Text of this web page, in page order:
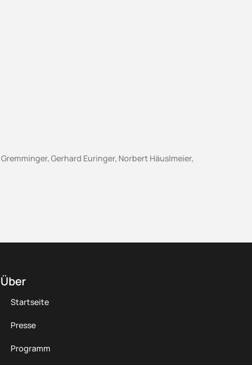
Gerhard Euringer, Norbert Häuslmeier,
Über
Startseite
Presse
Programm